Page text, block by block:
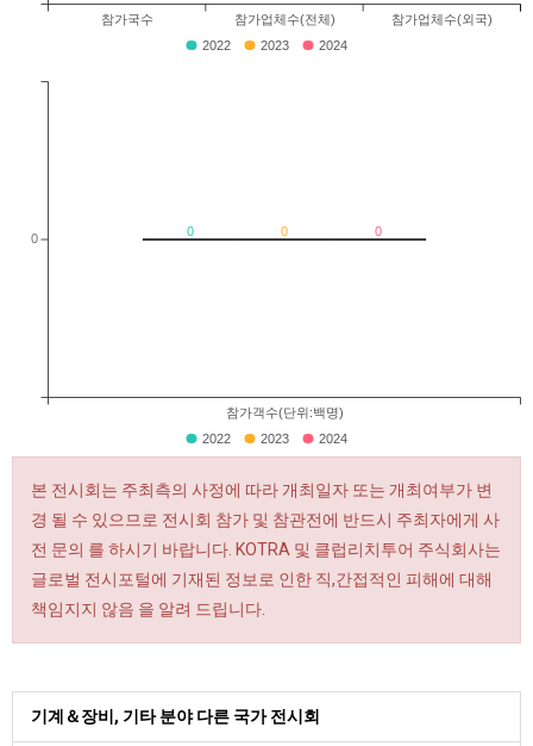
참가국수 참가업체수(전체) 참가업체수(외국)
2022 2023 2024
0 0 0
참가객수(단위:백명)
0
2022 2023 2024
본 전시회는 주최측의 사정에 따라 개최일자 또는 개최여부가 변
경 될 수 있으므로 전시회 참가 및 참관전에 반드시 주최자에게 사
전 문의 를 하시기 바랍니다. KOTRA 및 클럽리치투어 주식회사는
글로벌 전시포털에 기재된 정보로 인한 직,간접적인 피해에 대해
책임지지 않음 을 알려 드립니다.
기계＆장비, 기타 분야 다른 국가 전시회